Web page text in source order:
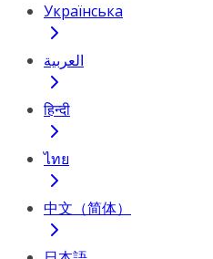
Українська
العربية
हिन्दी
ไทย
中文（简体）